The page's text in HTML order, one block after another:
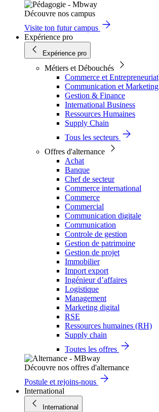
Découvre nos campus
Visite ton futur campus
Expérience pro
Expérience pro
Métiers et Débouchés
Commerce et Entrepreneuriat
Communication et Marketing
Gestion & Finance
International Business
Ressources Humaines
Supply Chain
Tous les secteurs
Offres d'alternance
Achat
Banque
Chef de secteur
Commerce international
Commerce
Commercial
Communication digitale
Communication
Controle de gestion
Gestion de patrimoine
Gestion de projet
Immobilier
Import export
Ingénieur d’affaires
Logistique
Management
Marketing digital
RSE
Ressources humaines (RH)
Supply chain
Toutes les offres
Découvre nos offres d'alternance
Postule et rejoins-nous
International
International